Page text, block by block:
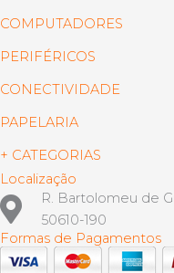
COMPUTADORES
PERIFÉRICOS
CONECTIVIDADE
PAPELARIA
+ CATEGORIAS
Localização
R. Bartolomeu de
50610-190
Formas de Pagamentos